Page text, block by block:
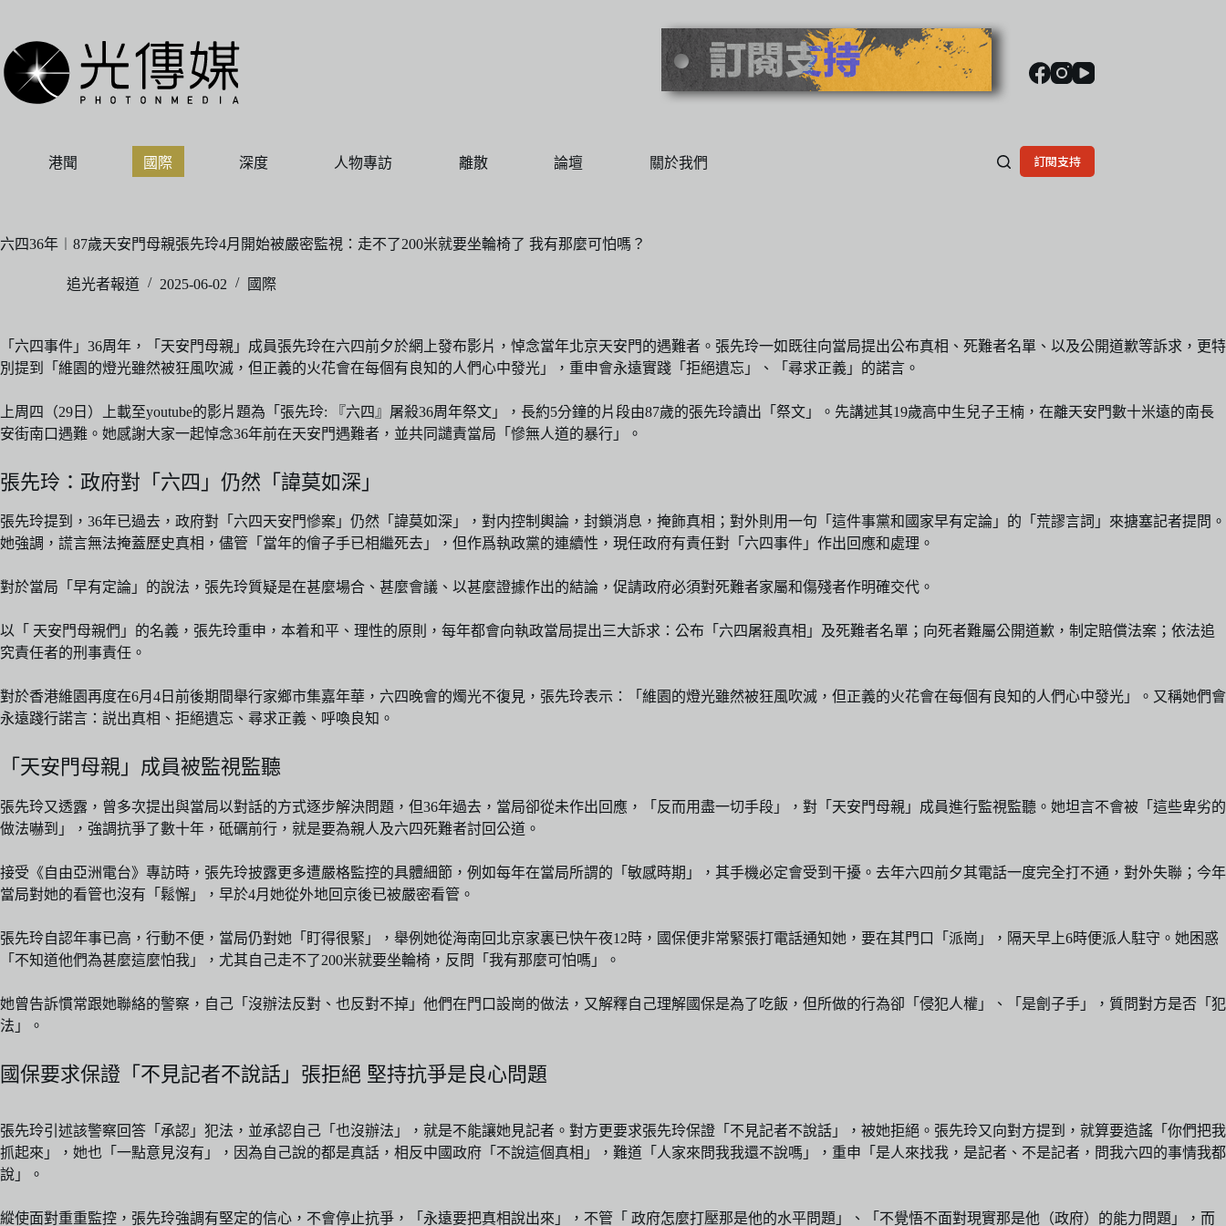
主
要
內
港聞 國際 深度 人物專訪 離散 論壇 關於我們 訂閱支持
六四36年︱87歲天安門母親張先玲4月開始被嚴密監視：走不了200米就要坐輪椅了 我有那麼可怕嗎？
追光者報道 2025-06-02 國際
「六四事件」36周年，「天安門母親」成員張先玲在六四前夕於網上發布影片，悼念當年北京天安門的遇難者。張先玲一如既往向當局提出公布真相、死難者名單、以及公開道歉等訴求，更特
別提到「維園的燈光雖然被狂風吹滅，但正義的火花會在每個有良知的人們心中發光」，重申會永遠實踐「拒絕遺忘」、「尋求正義」的諾言。
上周四（29日）上載至youtube的影片題為「張先玲: 『六四』屠殺36周年祭文」，長約5分鐘的片段由87歲的張先玲讀出「祭文」。先講述其19歲高中生兒子王楠，在離天安門數十米遠的南長
安街南口遇難。她感謝大家一起悼念36年前在天安門遇難者，並共同譴責當局「慘無人道的暴行」。
張先玲：政府對「六四」仍然「諱莫如深」
張先玲提到，36年已過去，政府對「六四天安門慘案」仍然「諱莫如深」，對内控制輿論，封鎖消息，掩飾真相；對外則用一句「這件事黨和國家早有定論」的「荒謬言詞」來搪塞記者提問。
她強調，謊言無法掩蓋歷史真相，儘管「當年的儈子手已相繼死去」，但作爲執政黨的連續性，現任政府有責任對「六四事件」作出回應和處理。
對於當局「早有定論」的說法，張先玲質疑是在甚麼場合、甚麼會議、以甚麼證據作出的結論，促請政府必須對死難者家屬和傷殘者作明確交代。
以「 天安門母親們」的名義，張先玲重申，本着和平、理性的原則，每年都會向執政當局提出三大訴求：公布「六四屠殺真相」及死難者名單；向死者難屬公開道歉，制定賠償法案；依法追
究責任者的刑事責任。
對於香港維園再度在6月4日前後期間舉行家鄉市集嘉年華，六四晚會的燭光不復見，張先玲表示：「維園的燈光雖然被狂風吹滅，但正義的火花會在每個有良知的人們心中發光」。又稱她們會
永遠踐行諾言：説出真相、拒絕遺忘、尋求正義、呼喚良知。
「天安門母親」成員被監視監聽
張先玲又透露，曾多次提出與當局以對話的方式逐步解決問題，但36年過去，當局卻從未作出回應，「反而用盡一切手段」，對「天安門母親」成員進行監視監聽。她坦言不會被「這些卑劣的
做法嚇到」，強調抗爭了數十年，砥礪前行，就是要為親人及六四死難者討回公道。
接受《自由亞洲電台》專訪時，張先玲披露更多遭嚴格監控的具體細節，例如每年在當局所謂的「敏感時期」，其手機必定會受到干擾。去年六四前夕其電話一度完全打不通，對外失聯；今年
當局對她的看管也沒有「鬆懈」，早於4月她從外地回京後已被嚴密看管。
張先玲自認年事已高，行動不便，當局仍對她「盯得很緊」，舉例她從海南回北京家裏已快午夜12時，國保便非常緊張打電話通知她，要在其門口「派崗」，隔天早上6時便派人駐守。她困惑
「不知道他們為甚麼這麼怕我」，尤其自己走不了200米就要坐輪椅，反問「我有那麼可怕嗎」。
她曾告訴慣常跟她聯絡的警察，自己「沒辦法反對、也反對不掉」他們在門口設崗的做法，又解釋自己理解國保是為了吃飯，但所做的行為卻「侵犯人權」、「是劊子手」，質問對方是否「犯
法」。
國保要求保證「不見記者不說話」張拒絕 堅持抗爭是良心問題
張先玲引述該警察回答「承認」犯法，並承認自己「也沒辦法」，就是不能讓她見記者。對方更要求張先玲保證「不見記者不說話」，被她拒絕。張先玲又向對方提到，就算要造謠「你們把我
抓起來」，她也「一點意見沒有」，因為自己說的都是真話，相反中國政府「不說這個真相」，難道「人家來問我我還不說嗎」，重申「是人來找我，是記者、不是記者，問我六四的事情我都
說」。
縱使面對重重監控，張先玲強調有堅定的信心，不會停止抗爭，「永遠要把真相說出來」，不管「 政府怎麼打壓那是他的水平問題」、「不覺悟不面對現實那是他（政府）的能力問題」，而